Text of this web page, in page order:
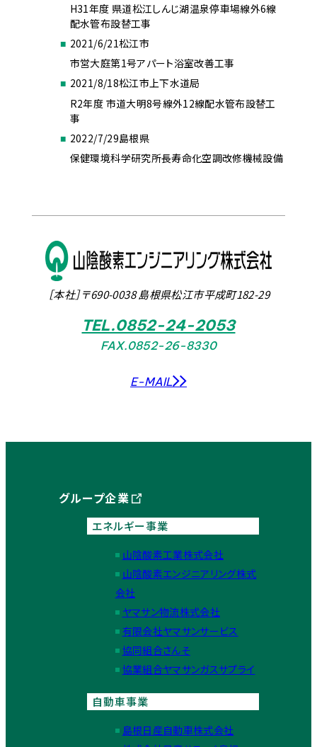
H31年度 県道松江しんじ湖温泉停車場線外6線
配水管布設替工事
2021/6/21松江市
市営大庭第1号アパート浴室改善工事
2021/8/18松江市上下水道局
R2年度 市道大明8号線外12線配水管布設替工
事
2022/7/29島根県
保健環境科学研究所長寿命化空調改修機械設備
［本社］〒690-0038 島根県松江市平成町182-29
TEL.0852-24-2053
FAX.0852-26-8330
E-MAIL
グループ企業
エネルギー事業
山陰酸素工業株式会社
山陰酸素エンジニアリング株式
会社
ヤマサン物流株式会社
有限会社ヤマサンサービス
協同組合さんそ
協業組合ヤマサンガスサプライ
自動車事業
島根日産自動車株式会社